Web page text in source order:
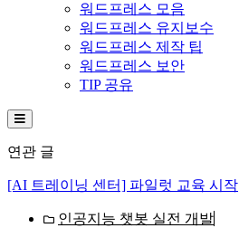
워드프레스 모음
워드프레스 유지보수
워드프레스 제작 팁
워드프레스 보안
TIP 공유
Hamburger Toggle Menu
연관 글
[AI 트레이닝 센터] 파일럿 교육 시작
인공지능 챗봇 실전 개발